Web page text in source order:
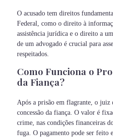
O acusado tem direitos
Federal, como o direito à
assistência jurídica e o direito a
de um advogado é crucial para
respeitados.
Como Funciona o
da Fiança?
Após a prisão em flagrante, o juiz
concessão da fiança. O valor é
crime, nas condições financeiras
fuga. O pagamento pode ser feito